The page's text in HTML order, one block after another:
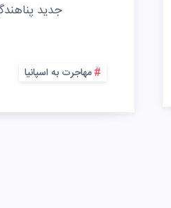
جدید
مهاجرت به اسپانیا